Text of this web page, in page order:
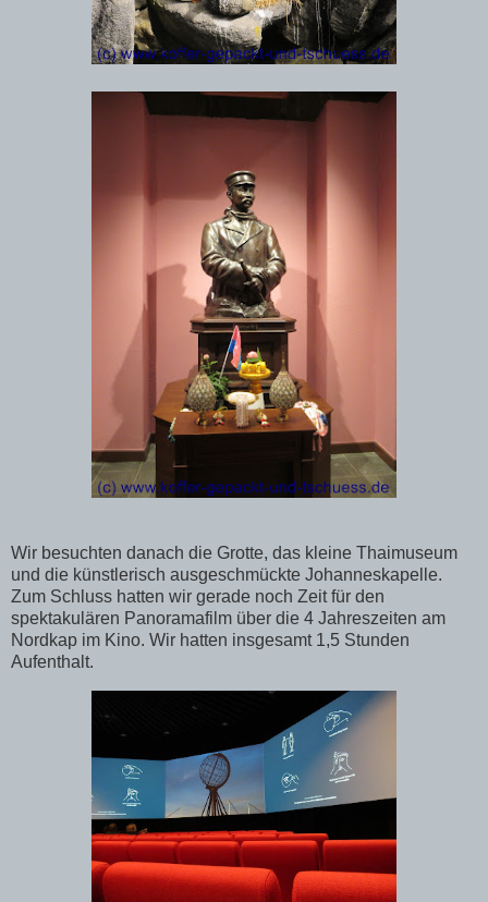
Wir besuchten danach die Grotte, das kleine Thaimuseum
und die künstlerisch ausgeschmückte Johanneskapelle.
Zum Schluss hatten wir gerade noch Zeit für den
spektakulären Panoramafilm über die 4 Jahreszeiten am
Nordkap im Kino. Wir hatten insgesamt 1,5 Stunden
Aufenthalt.